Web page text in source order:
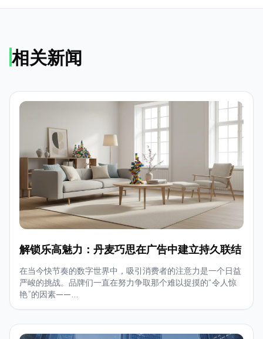
相关新闻
解锁乐高魅力：丹麦巧思在广告中建立持久联结
在当今快节奏的数字世界中，吸引消费者的注意力是一个日益
严峻的挑战。品牌们一直在努力争取那个难以捉摸的“令人惊
艳”的因素——...